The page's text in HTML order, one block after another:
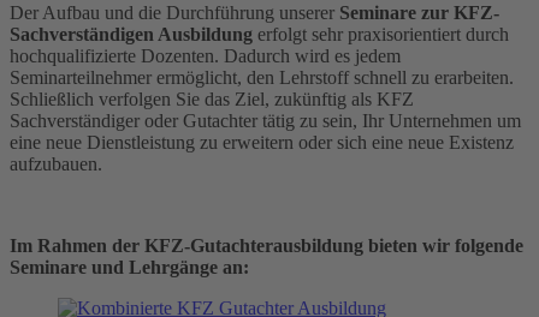
Der Aufbau und die Durchführung unserer Seminare zur KFZ-
Sachverständigen Ausbildung erfolgt sehr praxisorientiert durch
hochqualifizierte Dozenten. Dadurch wird es jedem
Seminarteilnehmer ermöglicht, den Lehrstoff schnell zu erarbeiten.
Schließlich verfolgen Sie das Ziel, zukünftig als KFZ
Sachverständiger oder Gutachter tätig zu sein, Ihr Unternehmen um
eine neue Dienstleistung zu erweitern oder sich eine neue Existenz
aufzubauen.
Im Rahmen der KFZ-Gutachterausbildung bieten wir folgende
Seminare und Lehrgänge an: